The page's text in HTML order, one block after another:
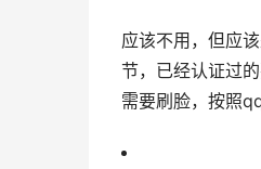
应该不用，但应
节，已经认证过
需要刷脸，按照